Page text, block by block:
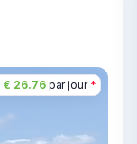
€ 31.25par jour*
€ 13.41par jour*
€ 36.18par jour*
€ 20.39par jour*
€ 1.00par jour*
€ 26.76par jour*